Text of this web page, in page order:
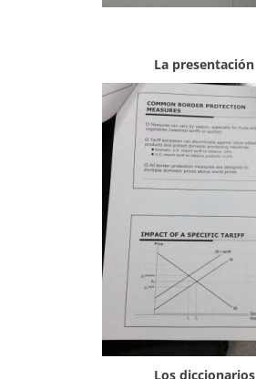
La presentación
Los diccionarios